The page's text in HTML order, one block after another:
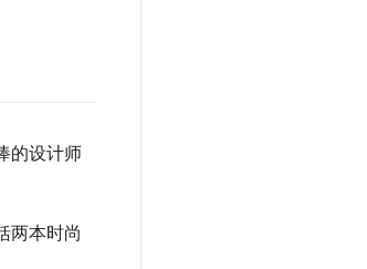
的设计师
两本时尚